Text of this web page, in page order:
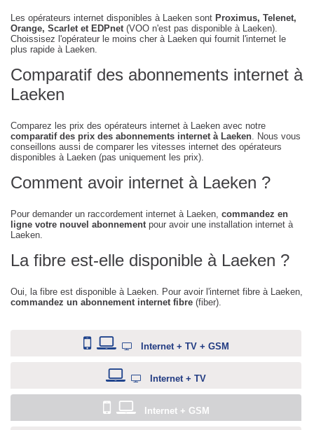
Les opérateurs internet disponibles à Laeken sont Proximus, Telenet,
Orange, Scarlet et EDPnet(VOO n'est pas disponible à Laeken).
Choissisez l'opérateur le moins cher à Laeken qui fournit l'internet le
plus rapide à Laeken.
Comparatif des abonnements internet à
Laeken
Comparez les prix des opérateurs internet à Laeken avec notre
comparatif des prix des abonnements internet à Laeken. Nous vous
conseillons aussi de comparer les vitesses internet des opérateurs
disponibles à Laeken (pas uniquement les prix).
Comment avoir internet à Laeken ?
Pour demander un raccordement internet à Laeken, commandez en
ligne votre nouvel abonnementpour avoir une installation internet à
Laeken.
La fibre est-elle disponible à Laeken ?
Oui, la fibre est disponible à Laeken. Pour avoir l'internet fibre à Laeken,
commandez un abonnement internet fibre (fiber).
Internet + TV + GSM
Internet + TV
Internet + GSM